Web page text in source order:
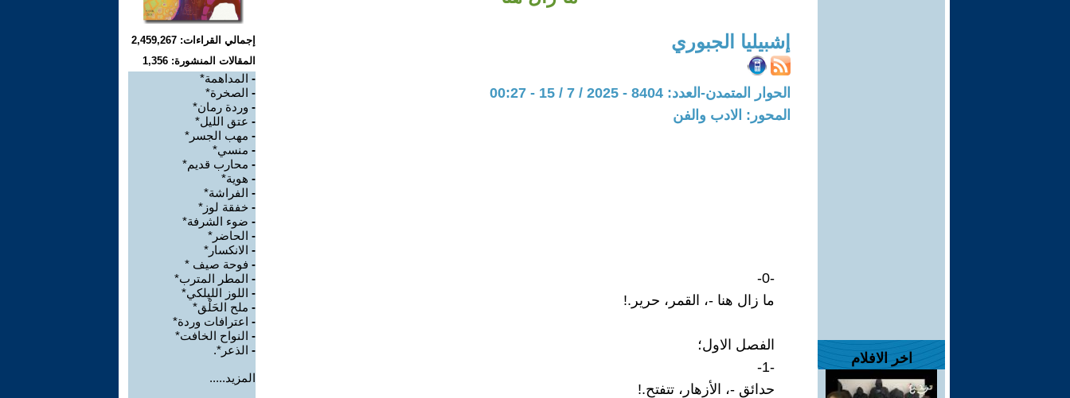
اخر الافلام
إشبيليا الجبوري
الحوار المتمدن-العدد: 8404 - 2025 / 7 / 15 - 00:27
المحور: الادب والفن
-0-
ما زال هنا -، القمر، حرير.!
الفصل الاول؛
-1-
حدائق -، الأزهار، تتفتح.!
إجمالي القراءات: 2,459,267
المقالات المنشورة: 1,356
- المداهمة*
- الصخرة*
- وردة رمان*
- عتق الليل*
- مهب الجسر*
- منسي*
- محارب قديم*
- هوية*
- الفراشة*
- خفقة لوز*
- ضوء الشرفة*
- الحاضر*
- الانكسار*
- فوحة صيف *
- المطر المترب*
- اللوز الليلكي*
- ملح الحَلْق*
- اعترافات وردة*
- النواح الخافت*
- الذعر*.
المزيد.....